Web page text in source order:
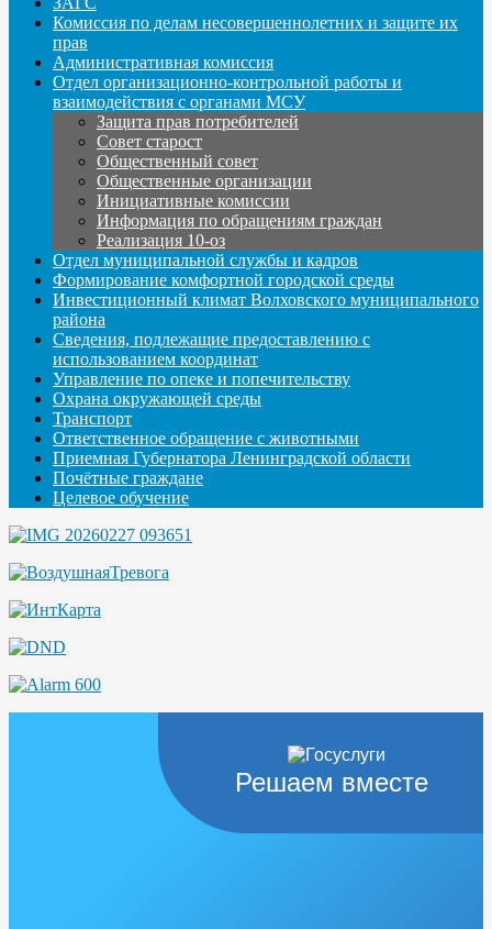
Комиссия по делам несовершеннолетних и защите их
прав
Административная комиссия
Отдел организационно-контрольной работы и
взаимодействия с органами МСУ
Защита прав потребителей
Совет старост
Общественный совет
Общественные организации
Инициативные комиссии
Информация по обращениям граждан
Реализация 10-оз
Отдел муниципальной службы и кадров
Формирование комфортной городской среды
Инвестиционный климат Волховского муниципального
района
Сведения, подлежащие предоставлению с
использованием координат
Управление по опеке и попечительству
Охрана окружающей среды
Транспорт
Ответственное обращение с животными
Приемная Губернатора Ленинградской области
Почётные граждане
Целевое обучение
Решаем вместе